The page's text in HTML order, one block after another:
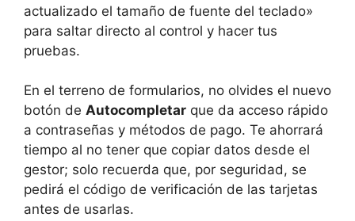
actualizado el tamaño de fuente del teclado»
para saltar directo al control y hacer tus
pruebas.
En el terreno de formularios, no olvides el nuevo
botón de Autocompletar que da acceso rápido
a contraseñas y métodos de pago. Te ahorrará
tiempo al no tener que copiar datos desde el
gestor; solo recuerda que, por seguridad, se
pedirá el código de verificación de las tarjetas
antes de usarlas.